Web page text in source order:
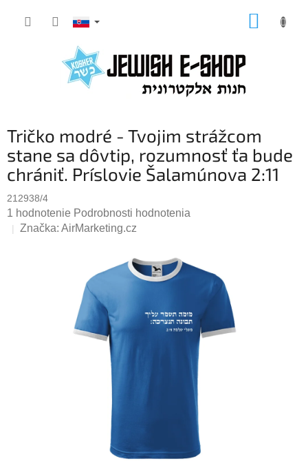
Tričko modré - Tvojim strážcom
stane sa dôvtip, rozumnosť ťa bude
chrániť. Príslovie Šalamúnova 2:11
212938/4
Priemerné
hodnotenie
1 hodnotenie Podrobnosti hodnotenia
Značka: AirMarketing.cz